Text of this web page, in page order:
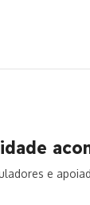
e